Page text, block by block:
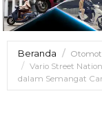
Beranda
Vario Street
dalam Semangat